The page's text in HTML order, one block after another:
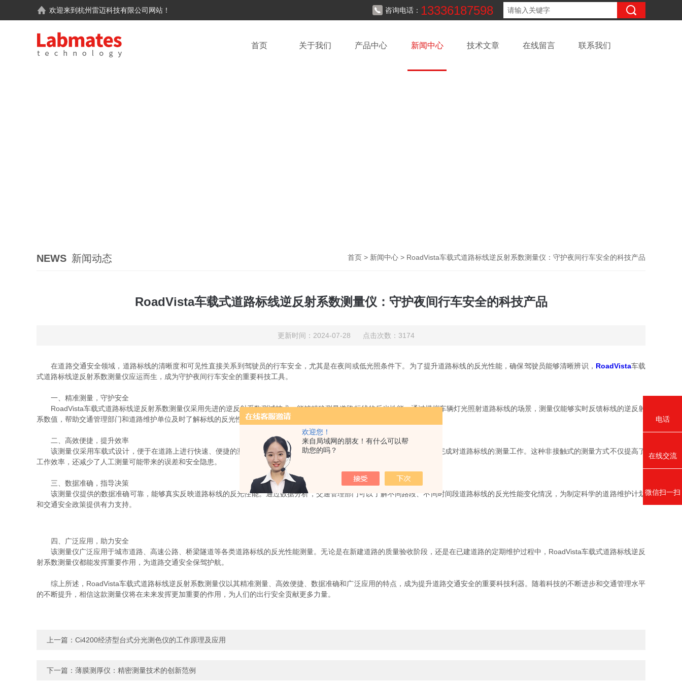
欢迎您！
来自局域网的朋友！有什么可以帮
助您的吗？
欢迎来到杭州雷迈科技有限公司 网站！ 咨询电话： 13336187598
首页 关于我们 产品中心 新闻中心 技术文章 在线留言 联系我们
NEWS 新闻动态 首页 > 新闻中心 > RoadVista车载式道路标线逆反射系数测量仪：守护夜间行车安全的科技产品
RoadVista车载式道路标线逆反射系数测量仪：守护夜间行车安全的科技产品
更新时间：2024-07-28 点击次数：3174
在道路交通安全领域，道路标线的清晰度和可见性直接关系到驾驶员的行车安全，尤其是在夜间或低光照条件下。为了提升道路标线的反光性能，确保驾驶员能够清晰辨识， RoadVista车载
式道路标线逆反射系数测量仪应运而生，成为守护夜间行车安全的重要科技工具。
一、精准测量，守护安全
RoadVista车载式道路标线逆反射系数测量仪采用先进的逆反射系数测试技术，能够精确测量道路标线的反光性能。通过模拟车辆灯光照射道路标线的场景，测量仪能够实时反馈标线的逆反射
系数值，帮助交通管理部门和道路维护单位及时了解标线的反光性能，并采取相应措施进行维护和更换。
二、高效便捷，提升效率
该测量仪采用车载式设计，便于在道路上进行快速、便捷的测量。工作人员只需将测量仪安装在车辆上，即可在行驶过程中完成对道路标线的测量工作。这种非接触式的测量方式不仅提高了
工作效率，还减少了人工测量可能带来的误差和安全隐患。
三、数据准确，指导决策
该测量仪提供的数据准确可靠，能够真实反映道路标线的反光性能。通过数据分析，交通管理部门可以了解不同路段、不同时间段道路标线的反光性能变化情况，为制定科学的道路维护计划
和交通安全政策提供有力支持。
四、广泛应用，助力安全
该测量仪广泛应用于城市道路、高速公路、桥梁隧道等各类道路标线的反光性能测量。无论是在新建道路的质量验收阶段，还是在已建道路的定期维护过程中，RoadVista车载式道路标线逆反
射系数测量仪都能发挥重要作用，为道路交通安全保驾护航。
综上所述，RoadVista车载式道路标线逆反射系数测量仪以其精准测量、高效便捷、数据准确和广泛应用的特点，成为提升道路交通安全的重要科技利器。随着科技的不断进步和交通管理水平
的不断提升，相信这款测量仪将在未来发挥更加重要的作用，为人们的出行安全贡献更多力量。
上一篇： Ci4200经济型台式分光测色仪的工作原理及应用
下一篇： 薄膜测厚仪：精密测量技术的创新范例
电话
在线交流
微信扫一扫